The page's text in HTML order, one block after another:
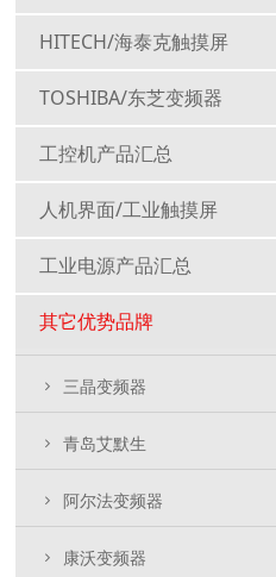
HITECH/海泰克触摸屏
TOSHIBA/东芝变频器
工控机产品汇总
人机界面/工业触摸屏
工业电源产品汇总
其它优势品牌
三晶变频器
青岛艾默生
阿尔法变频器
康沃变频器